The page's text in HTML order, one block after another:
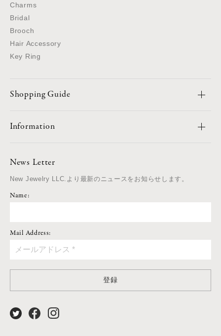
Charms
Bridal
Brooch
Hair Accessory
Key Ring
Shopping Guide
Information
News Letter
New Jewelry LLC.より最新のニュースをお知らせします。
Name:
Mail Address:
登録